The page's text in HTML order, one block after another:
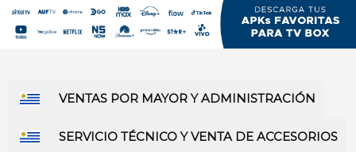
VENTAS POR MAYOR Y ADMINISTRACIÓN
SERVICIO TÉCNICO Y VENTA DE ACCESORIOS